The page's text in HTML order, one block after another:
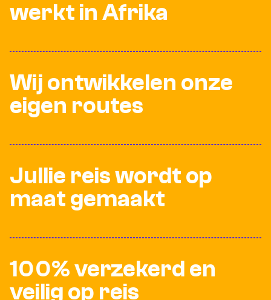
werkt in Afrika
Wij ontwikkelen onze
eigen routes
Jullie reis wordt op
maat gemaakt
100% verzekerd en
veilig op reis